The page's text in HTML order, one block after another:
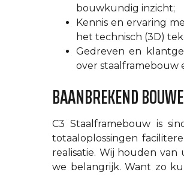
bouwkundig inzicht;
Kennis en ervaring
het technisch (3D)
Gedreven en
over staalframebouw
BAANBREKEND
C3 Staalframebouw is
totaaloplossingen
realisatie. Wij houden
we belangrijk. Want zo